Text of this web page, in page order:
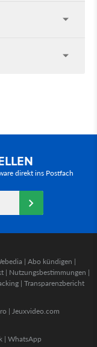
direkt ins Postfach
| Abo kündigen |
| Nutzungsbestimmungen |
| Transparenzbericht
| Jeuxvideo.com
| WhatsApp